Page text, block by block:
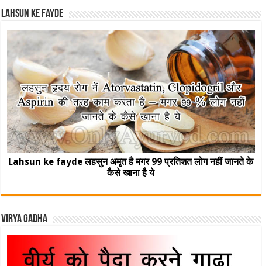
Lahsun ke fayde
Lahsun ke fayde लहसुन अमृत है मगर 99 प्रतिशत लोग नहीं जानते के
कैसे खाना है ये
Virya Gadha